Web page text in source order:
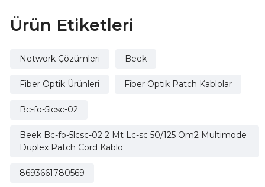
Ürün Etiketleri
Network Çözümleri Beek
Fiber Optik Ürünleri Fiber Optik Patch Kablolar
Bc-fo-5lcsc-02
Beek Bc-fo-5lcsc-02 2 Mt Lc-sc 50/125 Om2 Multimode
Duplex Patch Cord Kablo
8693661780569